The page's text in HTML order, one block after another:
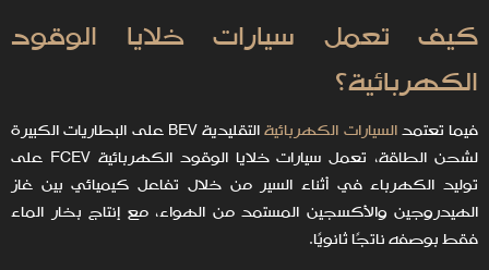
كيف تعمل سيارات خلايا الوقود
الكهربائية؟
فيما تعتمدالسيارات الكهربائية
التقليدية BEV على البطاريات الكبيرة
لشحن الطاقة، تعمل سيارات خلايا الوقود الكهربائية FCEV على
توليد الكهرباء في أثناء السير من خلال تفاعل كيميائي بين غاز
الهيدروجين والأكسجين المستمد من الهواء، مع إنتاج بخار الماء
فقط بوصفه ناتجًا ثانويًا.